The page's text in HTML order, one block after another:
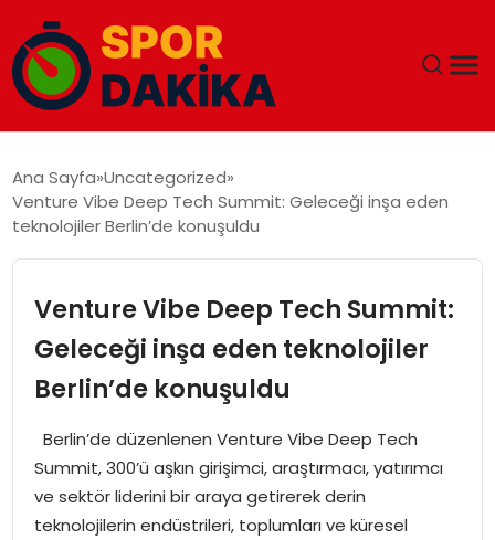
GÜNDEM
EKONOMI
MAGAZIN
SAĞLIK
Ana Sayfa Uncategorized
Venture Vibe Deep Tech Summit: Geleceği inşa eden
teknolojiler Berlin’de konuşuldu
Venture Vibe Deep Tech Summit:
Geleceği inşa eden teknolojiler
Berlin’de konuşuldu
Berlin’de düzenlenen Venture Vibe Deep Tech
Summit, 300’ü aşkın girişimci, araştırmacı, yatırımcı
ve sektör liderini bir araya getirerek derin
teknolojilerin endüstrileri, toplumları ve küresel